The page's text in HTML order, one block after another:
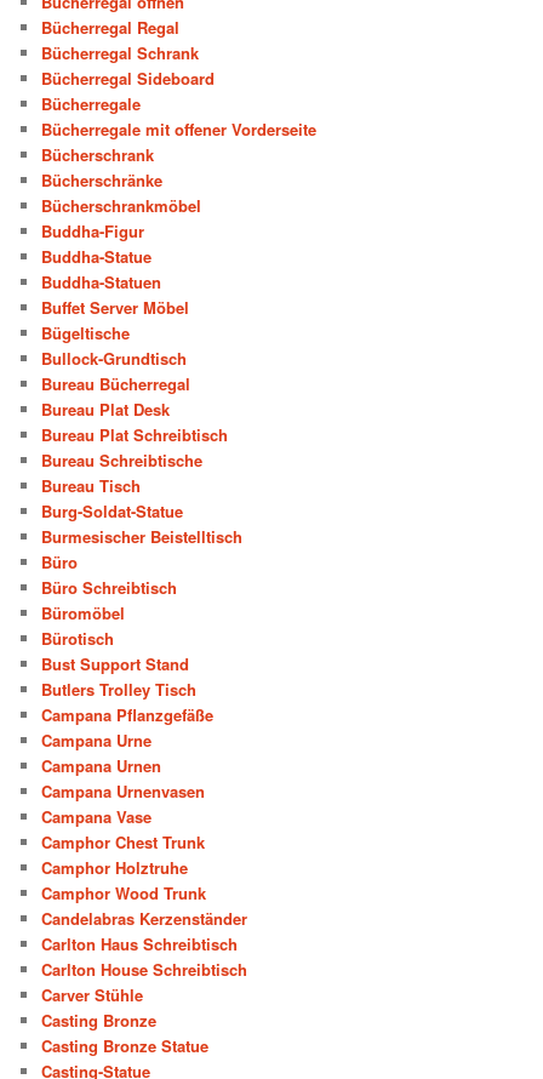
Bücherregal Regal
Bücherregal Schrank
Bücherregal Sideboard
Bücherregale
Bücherregale mit offener Vorderseite
Bücherschrank
Bücherschränke
Bücherschrankmöbel
Buddha-Figur
Buddha-Statue
Buddha-Statuen
Buffet Server Möbel
Bügeltische
Bullock-Grundtisch
Bureau Bücherregal
Bureau Plat Desk
Bureau Plat Schreibtisch
Bureau Schreibtische
Bureau Tisch
Burg-Soldat-Statue
Burmesischer Beistelltisch
Büro
Büro Schreibtisch
Büromöbel
Bürotisch
Bust Support Stand
Butlers Trolley Tisch
Campana Pflanzgefäße
Campana Urne
Campana Urnen
Campana Urnenvasen
Campana Vase
Camphor Chest Trunk
Camphor Holztruhe
Camphor Wood Trunk
Candelabras Kerzenständer
Carlton Haus Schreibtisch
Carlton House Schreibtisch
Carver Stühle
Casting Bronze
Casting Bronze Statue
Casting-Statue